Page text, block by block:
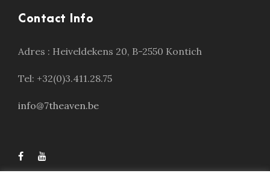
Contact Info
Adres : Heiveldekens 20, B-2550 Kontich
Tel: +32(0)3.411.28.75
info@7theaven.be